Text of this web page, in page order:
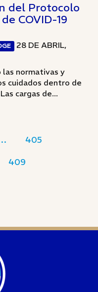
del Protocolo
COVID-19
28 DE ABRIL,
las normativas y
cuidados dentro de
cargas de...
405
409